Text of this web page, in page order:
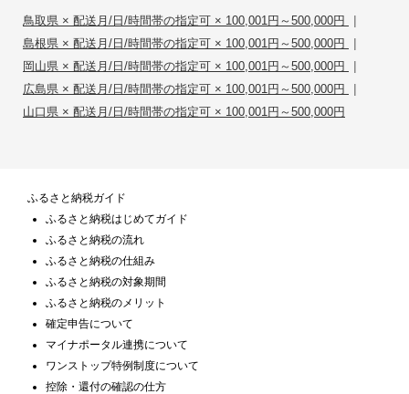
鳥取県 × 配送月/日/時間帯の指定可 × 100,001円～500,000円 |
島根県 × 配送月/日/時間帯の指定可 × 100,001円～500,000円 |
岡山県 × 配送月/日/時間帯の指定可 × 100,001円～500,000円 |
広島県 × 配送月/日/時間帯の指定可 × 100,001円～500,000円 |
山口県 × 配送月/日/時間帯の指定可 × 100,001円～500,000円
ふるさと納税ガイド
ふるさと納税はじめてガイド
ふるさと納税の流れ
ふるさと納税の仕組み
ふるさと納税の対象期間
ふるさと納税のメリット
確定申告について
マイナポータル連携について
ワンストップ特例制度について
控除・還付の確認の仕方